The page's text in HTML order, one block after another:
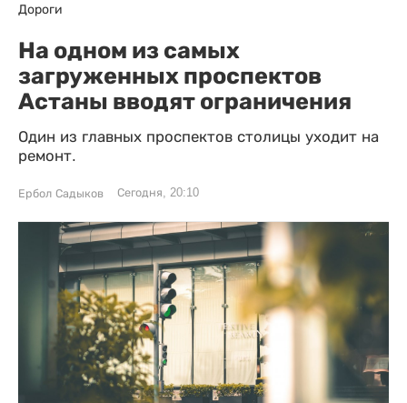
Дороги
На одном из самых
загруженных проспектов
Астаны вводят ограничения
Один из главных проспектов столицы уходит на
ремонт.
Ербол Садыков Сегодня, 20:10